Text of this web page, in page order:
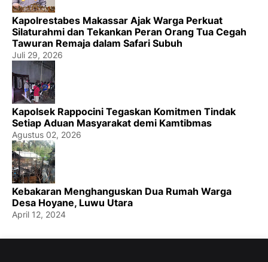
Kapolrestabes Makassar Ajak Warga Perkuat
Silaturahmi dan Tekankan Peran Orang Tua Cegah
Tawuran Remaja dalam Safari Subuh
Juli 29, 2026
Kapolsek Rappocini Tegaskan Komitmen Tindak
Setiap Aduan Masyarakat demi Kamtibmas
Agustus 02, 2026
Kebakaran Menghanguskan Dua Rumah Warga
Desa Hoyane, Luwu Utara
April 12, 2024